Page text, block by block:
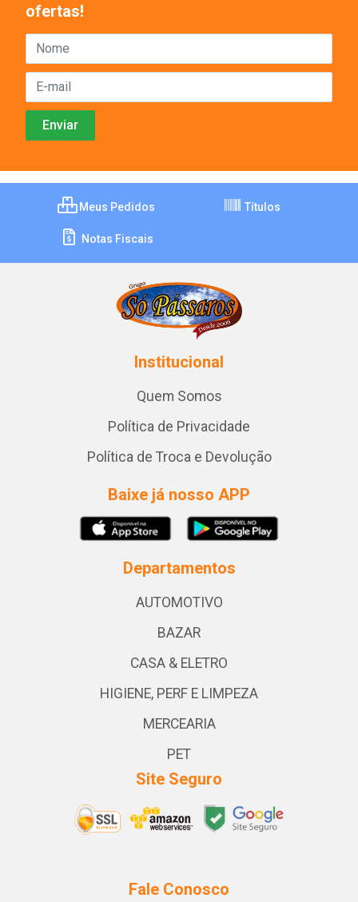
ofertas!
Meus Pedidos Títulos
Notas Fiscais
Institucional
Quem Somos
Política de Privacidade
Política de Troca e Devolução
Baixe já nosso APP
Departamentos
AUTOMOTIVO
BAZAR
CASA & ELETRO
HIGIENE, PERF E LIMPEZA
MERCEARIA
PET
Site Seguro
Fale Conosco